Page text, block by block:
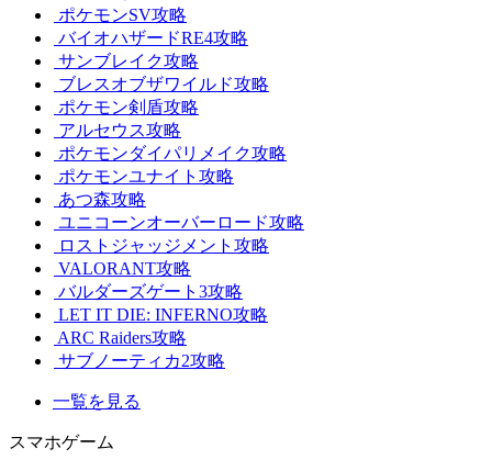
ポケモンSV攻略
バイオハザードRE4攻略
サンブレイク攻略
ブレスオブザワイルド攻略
ポケモン剣盾攻略
アルセウス攻略
ポケモンダイパリメイク攻略
ポケモンユナイト攻略
あつ森攻略
ユニコーンオーバーロード攻略
ロストジャッジメント攻略
VALORANT攻略
バルダーズゲート3攻略
LET IT DIE: INFERNO攻略
ARC Raiders攻略
サブノーティカ2攻略
一覧を見る
スマホゲーム